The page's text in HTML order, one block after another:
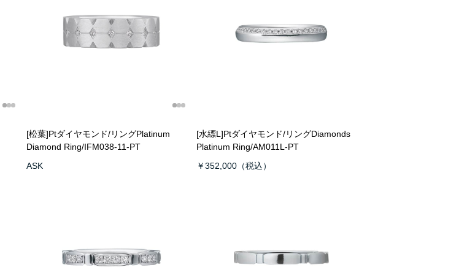
[松葉]Ptダイヤモンド/リングPlatinum
Diamond Ring/IFM038-11-PT
ASK
[水縹L]Ptダイヤモンド/リングDiamonds
Platinum Ring/AM011L-PT
￥352,000